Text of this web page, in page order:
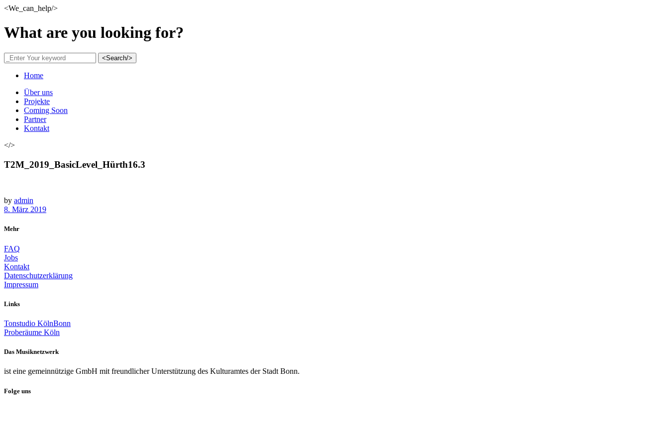
<We_can_help/>
What are you looking for?
<Search/>
Home
Über uns
Projekte
Coming Soon
Partner
Kontakt
</>
T2M_2019_BasicLevel_Hürth16.3
by admin
8. März 2019
Mehr
FAQ
Jobs
Kontakt
Datenschutzerklärung
Impressum
Links
Tonstudio KölnBonn
Proberäume Köln
Das Musiknetzwerk
ist eine gemeinnützige GmbH mit freundlicher Unterstützung des Kulturamtes der Stadt Bonn.
Folge uns